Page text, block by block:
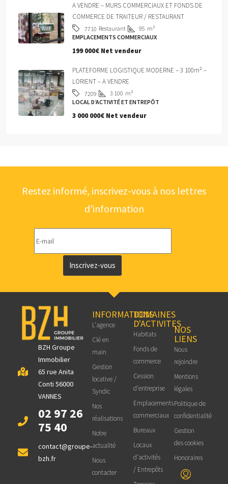
A VENDRE – MURS COMMERCIAUX ET FONDS DE
COMMERCE DE TRAITEUR / RESTAURANT
7710 Restaurant 95 m²
EMPLACEMENTS COMMERCIAUX
199 000€ Net vendeur
PLATEFORME LOGISTIQUE MODERNE – 3 100m² –
LORIENT – A VENDRE
7209 3 100 m²
LOCAL D’ACTIVITÉ ET ENTREPÔT
3 000 000€ Net vendeur
Restez informé, inscrivez-vous à nos lettres
d'information
Inscrivez-vous
BZH Groupe
Immobilier
65 rue Anita
Conti 56000
VANNES
02 97 26
75 40
contact@groupe-
bzh.fr
INFORMATIONS
L'agence
Clé en
main
Gestion
locative /
Syndic
Nos
réalisations
Notre
actualité
Nous
contacter
DOMAINES
D'ACTIVITES
Habitats
Fonds de
commerce
Cession
d'entreprise
Emplacements
commerciaux
Bureaux
Locaux
d'activités
/ Entrepôts
NOS
LIENS
Nous
rejoindre
Mentions
légales
Politique de
confidentialité
Gestion
des cookies
Honoraires